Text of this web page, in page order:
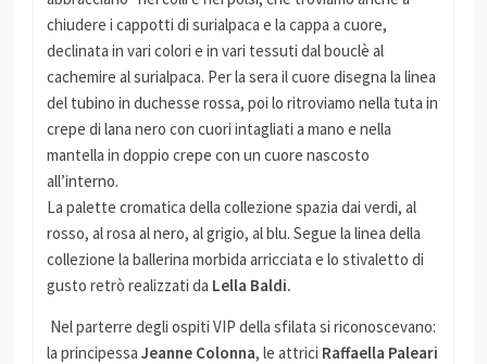
chiudere i cappotti di surialpaca e la cappa a cuore,
declinata in vari colori e in vari tessuti dal bouclè al
cachemire al surialpaca. Per la sera il cuore disegna la linea
del tubino in duchesse rossa, poi lo ritroviamo nella tuta in
crepe di lana nero con cuori intagliati a mano e nella
mantella in doppio crepe con un cuore nascosto
all’interno.
La palette cromatica della collezione spazia dai verdi, al
rosso, al rosa al nero, al grigio, al blu. Segue la linea della
collezione la ballerina morbida arricciata e lo stivaletto di
gusto retrò realizzati da Lella Baldi.
Nel parterre degli ospiti VIP della sfilata si riconoscevano:
la principessa Jeanne Colonna, le attrici Raffaella Paleari